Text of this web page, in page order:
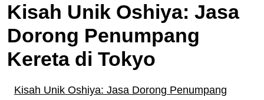
Kisah Unik Oshiya: Jasa
Dorong Penumpang
Kereta di Tokyo
Kisah Unik Oshiya: Jasa Dorong Penumpang